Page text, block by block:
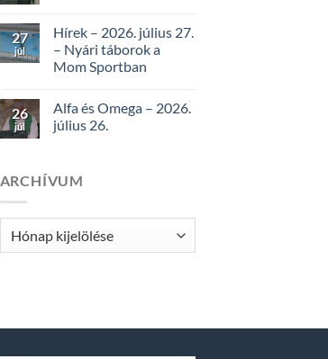
27
júl
Hírek – 2026. július 27.
– Nyári táborok a
Mom Sportban
26
júl
Alfa és Omega – 2026.
július 26.
ARCHÍVUM
Archívum